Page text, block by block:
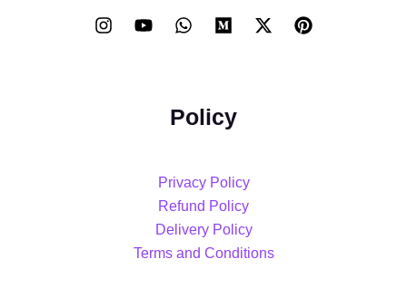
Policy
Privacy Policy
Refund Policy
Delivery Policy
Terms and Conditions